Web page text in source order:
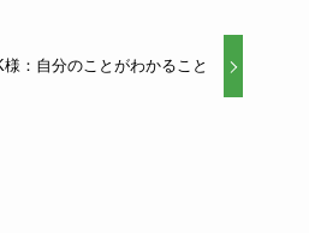
様：自分のことがわかること